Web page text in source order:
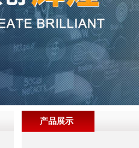
产品展示